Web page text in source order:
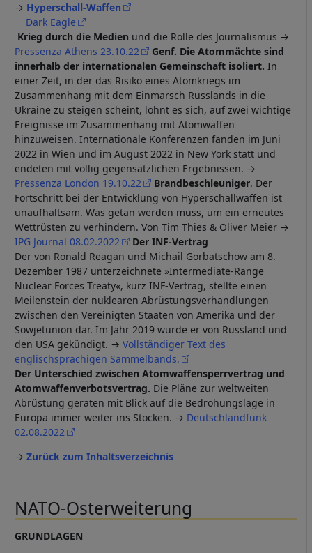
→ Hyperschall-Waffen
Dark Eagle
Krieg durch die Medien und die Rolle des Journalismus →
Pressenza Athens 23.10.22
Genf. Die Atommächte sind
innerhalb der internationalen Gemeinschaft isoliert. In
einer Zeit, in der das Risiko eines Atomkriegs im
Zusammenhang mit dem Einmarsch Russlands in die
Ukraine zu steigen scheint, lohnt es sich, auf zwei wichtige
Ereignisse im Zusammenhang mit Atomwaffen
hinzuweisen. Internationale Konferenzen fanden im Juni
2022 in Wien und im August 2022 in New York statt und
endeten mit völlig gegensätzlichen Ergebnissen. →
Pressenza London 19.10.22
Brandbeschleuniger. Der
Fortschritt bei der Entwicklung von Hyperschallwaffen ist
unaufhaltsam. Was getan werden muss, um ein erneutes
Wettrüsten zu verhindern. Von Tim Thies & Oliver Meier →
IPG Journal 08.02.2022
Der INF-Vertrag
Der von Ronald Reagan und Michail Gorbatschow am 8.
Dezember 1987 unterzeichnete »Intermediate-Range
Nuclear Forces Treaty«, kurz INF-Vertrag, stellte einen
Meilenstein der nuklearen Abrüstungsverhandlungen
zwischen den Vereinigten Staaten von Amerika und der
Sowjetunion dar. Im Jahr 2019 wurde er von Russland und
den USA gekündigt. → Vollständiger Text des
englischsprachigen Sammelbands.
Der Unterschied zwischen Atomwaffensperrvertrag und
Atomwaffenverbotsvertrag. Die Pläne zur weltweiten
Abrüstung geraten mit Blick auf die Bedrohungslage in
Europa immer weiter ins Stocken. → Deutschlandfunk
02.08.2022
→ Zurück zum Inhaltsverzeichnis
NATO-Osterweiterung
GRUNDLAGEN